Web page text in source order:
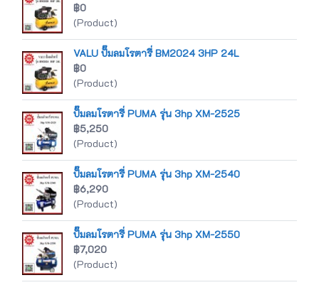
฿0
(Product)
VALU ปั๊มลมโรตารี่ BM2024 3HP 24L
฿0
(Product)
ปั๊มลมโรตารี่ PUMA รุ่น 3hp XM-2525
฿5,250
(Product)
ปั๊มลมโรตารี่ PUMA รุ่น 3hp XM-2540
฿6,290
(Product)
ปั๊มลมโรตารี่ PUMA รุ่น 3hp XM-2550
฿7,020
(Product)